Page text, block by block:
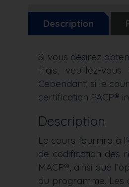
Description
Si vous désirez
frais, veuillez-
Cependant, si le
certification PACP®
Description
Le cours fournira à
de codification des
MACP®, ainsi que
du programme. Les